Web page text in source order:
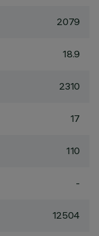
2079
18.9
2310
17
110
-
12504